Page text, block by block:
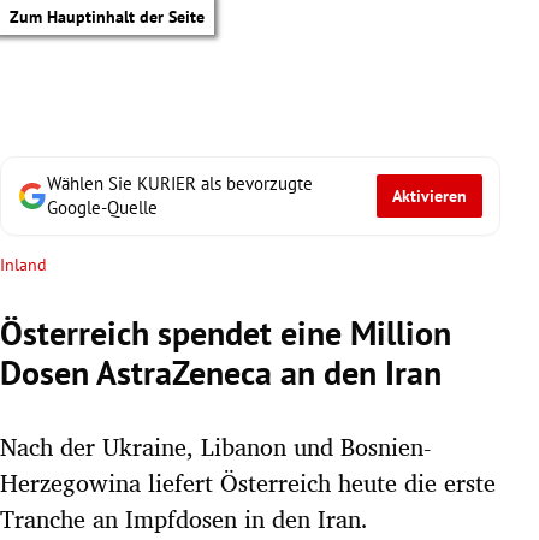
Zum Hauptinhalt der Seite
Untermenü
Wählen Sie KURIER als bevorzugte
Google-Quelle
Aktivieren
Inland
Österreich spendet eine Million
Dosen AstraZeneca an den Iran
Nach der Ukraine, Libanon und Bosnien-
Herzegowina liefert Österreich heute die erste
Tranche an Impfdosen in den Iran.